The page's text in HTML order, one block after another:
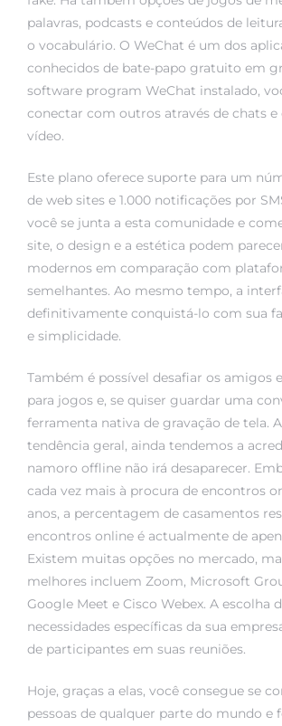
palavras, podcasts e conteúdos de
o vocabulário. O WeChat é um dos
conhecidos de bate-papo gratuito em
software program WeChat instalado,
conectar com outros através de chats e
vídeo.
Este plano oferece suporte para um
de web sites e 1.000 notificações por
você se junta a esta comunidade e
site, o design e a estética podem
modernos em comparação com
semelhantes. Ao mesmo tempo, a
definitivamente conquistá-lo com sua
e simplicidade.
Também é possível desafiar os amigos
para jogos e, se quiser guardar uma
ferramenta nativa de gravação de tela.
tendência geral, ainda tendemos a
namoro offline não irá desaparecer.
cada vez mais à procura de encontros
anos, a percentagem de casamentos
encontros online é actualmente de
Existem muitas opções no mercado,
melhores incluem Zoom, Microsoft
Google Meet e Cisco Webex. A escolha
necessidades específicas da sua
de participantes em suas reuniões.
Hoje, graças a elas, você consegue se
pessoas de qualquer parte do mundo e